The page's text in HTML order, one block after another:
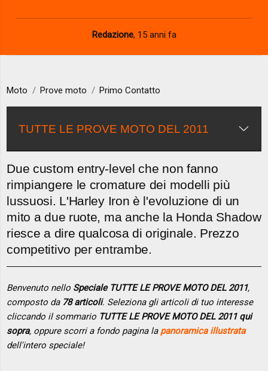
d
e
o
Redazione, 15 anni fa
Moto Prove moto Primo Contatto
TUTTE LE PROVE MOTO DEL 2011
Due custom entry-level che non fanno
rimpiangere le cromature dei modelli più
lussuosi. L'Harley Iron è l'evoluzione di un
mito a due ruote, ma anche la Honda Shadow
riesce a dire qualcosa di originale. Prezzo
competitivo per entrambe.
Benvenuto nello Speciale TUTTE LE PROVE MOTO DEL 2011,
composto da 78 articoli. Seleziona gli articoli di tuo interesse
cliccando il sommario TUTTE LE PROVE MOTO DEL 2011 qui
sopra, oppure scorri a fondo pagina la panoramica illustrata
dell'intero speciale!